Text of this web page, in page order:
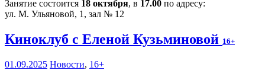
Занятие состоится 18 октября, в 17.00 по адресу:
ул. М. Ульяновой, 1, зал № 12
Киноклуб с Еленой Кузьминовой 16+
01.09.2025 Новости, 16+